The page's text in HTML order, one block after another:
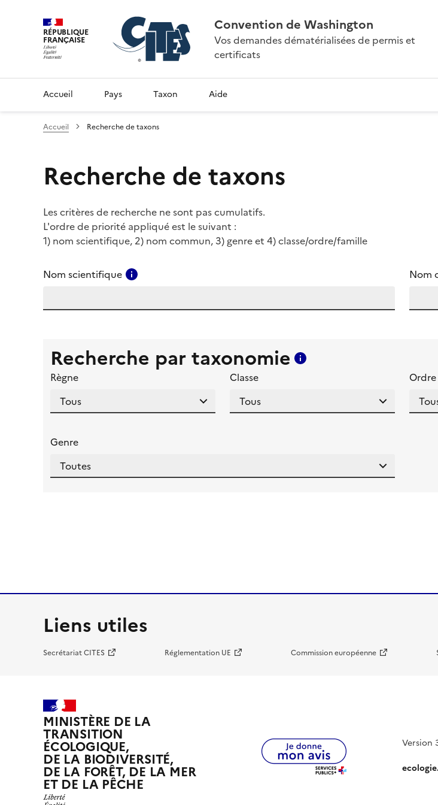
RÉPUBLIQUE
FRANÇAISE
Convention de Washington
Vos demandes dématérialisées de permis et
certificats
Accueil Pays Taxon Aide
Accueil Recherche de taxons
Recherche de taxons
Les critères de recherche ne sont pas cumulatifs.
L'ordre de priorité appliqué est le suivant :
1) nom scientifique, 2) nom commun, 3) genre et 4) classe/ordre/famille
Nom scientifique Nom
Recherche par taxonomie
Règne
Classe Ordre
Genre
Liens utiles
Secrétariat CITES Réglementation UE Commission européenne
MINISTÈRE DE LA
TRANSITION
ÉCOLOGIQUE,
DE LA BIODIVERSITÉ,
DE LA FORÊT, DE LA MER
ET DE LA PÊCHE
Version